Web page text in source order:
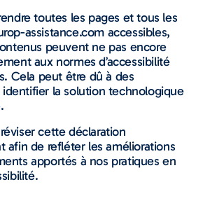
toutes les pages et tous les
assistance.com accessibles,
peuvent ne pas encore
aux normes d’accessibilité
Cela peut être dû à des
la solution technologique
cette déclaration
afin de refléter les améliorations
apportés à nos pratiques en